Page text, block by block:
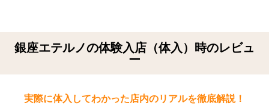
銀座エテルノの体験入店（体入）時のレビュ
ー
実際に体入してわかった店内のリアルを徹底解説！